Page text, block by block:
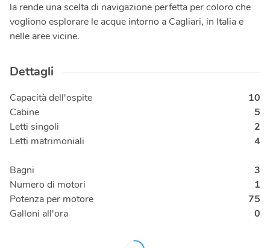
la rende una scelta di navigazione perfetta per coloro che
vogliono esplorare le acque intorno a Cagliari, in Italia e
nelle aree vicine.
Dettagli
Capacità dell'ospite
10
Cabine
5
Letti singoli
2
Letti matrimoniali
4
Bagni
3
Numero di motori
1
Potenza per motore
75
Galloni all'ora
0